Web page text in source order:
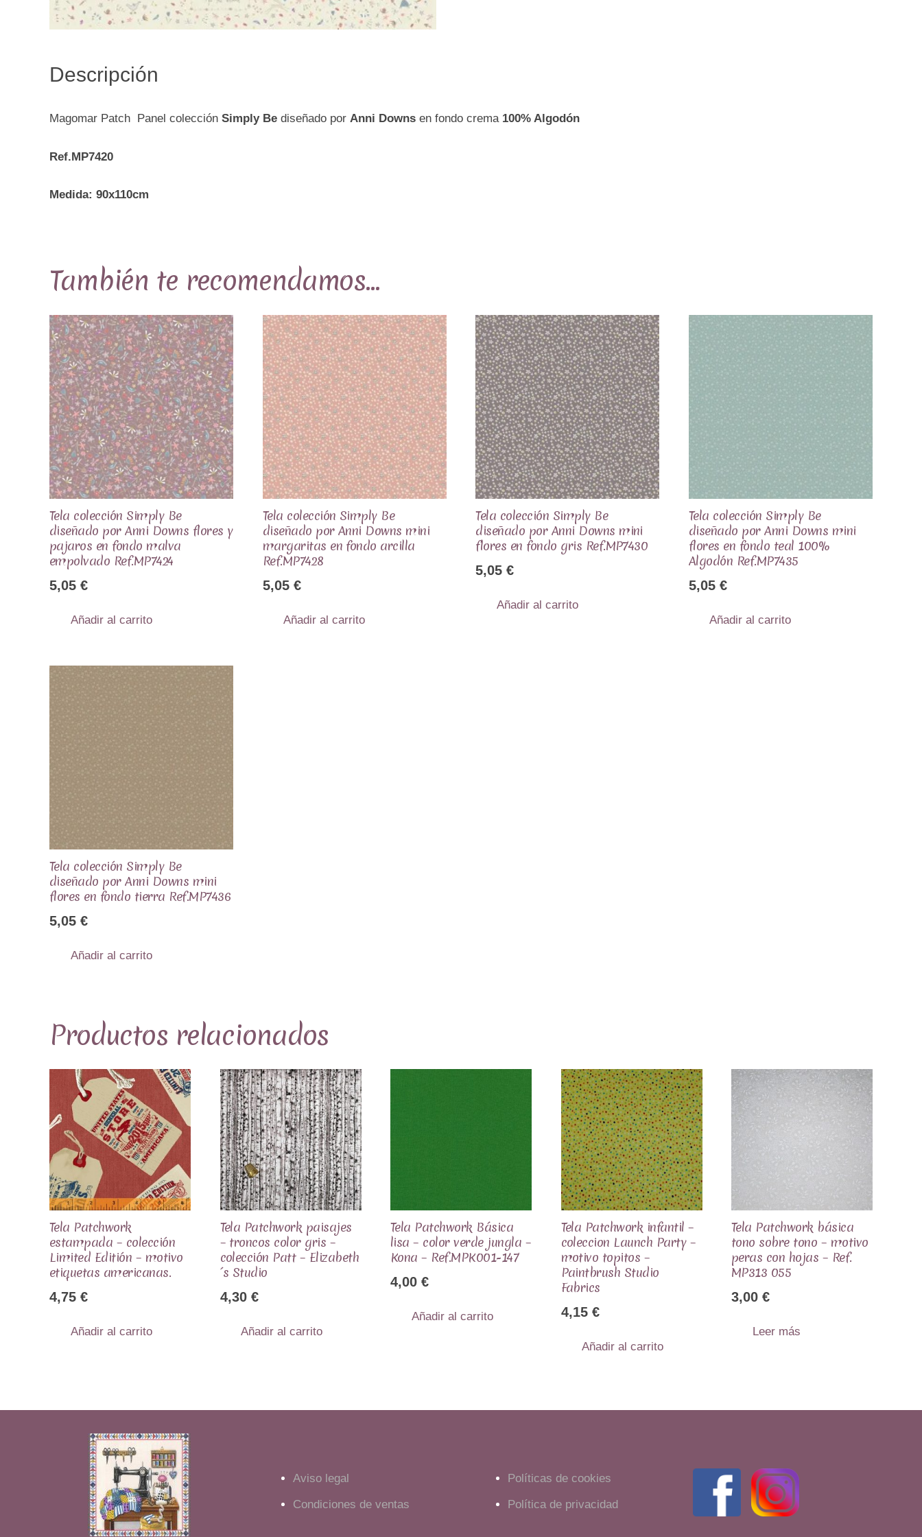
crema
Descripción
Magomar Patch Panel colección Simply Be diseñado por Anni Downs en fondo crema 100% Algodón
Ref.MP7420
Medida: 90x110cm
También te recomendamos…
Tela colección Simply Be
diseñado por Anni Downs flores y
pajaros en fondo malva
empolvado Ref.MP7424
5,05 €
Añadir al carrito
Tela colección Simply Be
diseñado por Anni Downs mini
margaritas en fondo arcilla
Ref.MP7428
5,05 €
Añadir al carrito
Tela colección Simply Be
diseñado por Anni Downs mini
flores en fondo gris Ref.MP7430
5,05€
Añadir al carrito
Tela colección Simply Be
diseñado por Anni Downs mini
flores en fondo teal 100%
Algodón Ref.MP7435
5,05 €
Añadir al carrito
Tela colección Simply Be
diseñado por Anni Downs mini
flores en fondo tierra Ref.MP7436
5,05 €
Añadir al carrito
Productos relacionados
Tela Patchwork
estampada – colección
Limited Editión – motivo
etiquetas americanas.
4,75 €
Añadir al carrito
Tela Patchwork paisajes
– troncos color gris –
colección Patt – Elizabeth
´s Studio
4,30 €
Añadir al carrito
Tela Patchwork Básica
lisa – color verde jungla –
Kona – Ref.MPK001-147
4,00 €
Añadir al carrito
Tela Patchwork infantil –
coleccion Launch Party –
motivo topitos –
Paintbrush Studio
Fabrics
4,15 €
Añadir al carrito
Tela Patchwork básica
tono sobre tono – motivo
peras con hojas – Ref.
MP313 055
3,00 €
Leer más
Aviso legal
Condiciones de ventas
Políticas de cookies
Política de privacidad